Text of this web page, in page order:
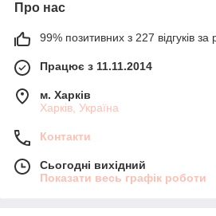
Про нас
99% позитивних з 227 відгуків за
Працює з 11.11.2014
м. Харків
Харків, Україна
Контакти
Сьогодні вихідний
Показати весь графік роботи